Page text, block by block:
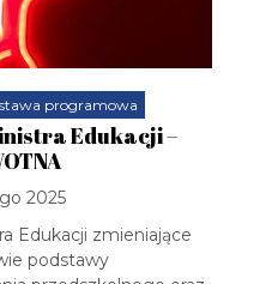
programowa
Edukacji –
2025
Edukacji zmieniające
podstawy